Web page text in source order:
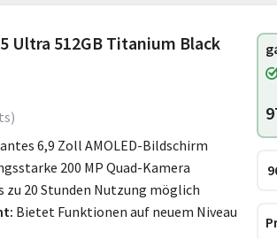
Ultra 512GB Titanium Black
6,9 Zoll AMOLED-Bildschirm
200 MP Quad-Kamera
zu 20 Stunden Nutzung möglich
Bietet Funktionen auf neuem Niveau